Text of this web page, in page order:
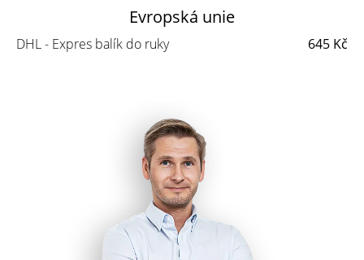
Evropská unie
DHL - Expres balík do ruky 645 Kč